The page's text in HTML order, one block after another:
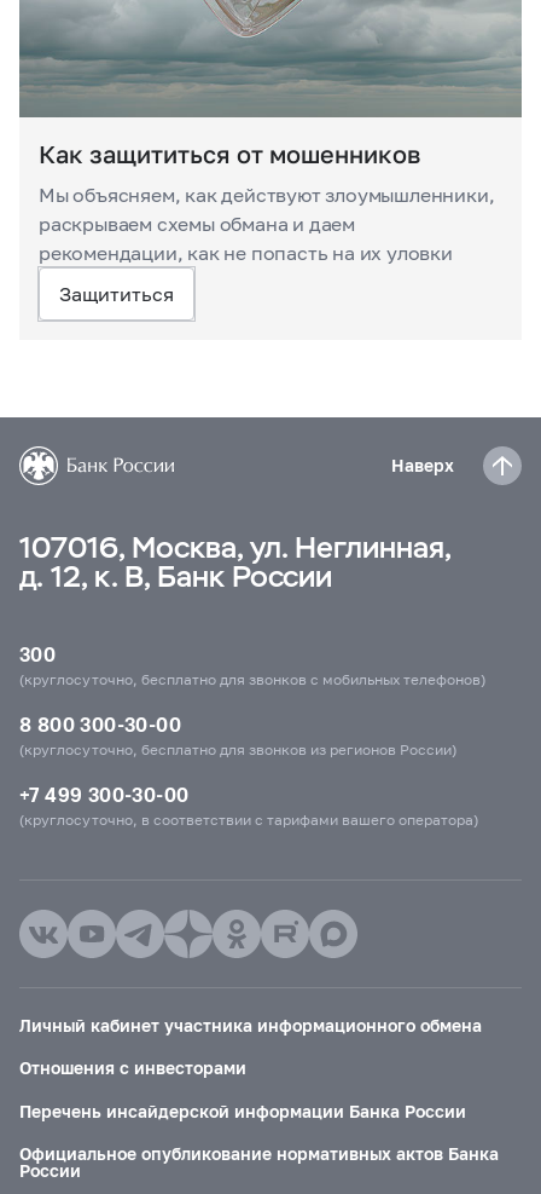
Как защититься от мошенников
Мы объясняем, как действуют злоумышленники,
раскрываем схемы обмана и даем
рекомендации, как не попасть на их уловки
Защититься
Наверх
107016, Москва, ул. Неглинная,
д. 12, к. В, Банк России
300
(круглосуточно, бесплатно для звонков с мобильных телефонов)
8 800 300-30-00
(круглосуточно, бесплатно для звонков из регионов России)
+7 499 300-30-00
(круглосуточно, в соответствии с тарифами вашего оператора)
Личный кабинет участника информационного обмена
Отношения с инвесторами
Перечень инсайдерской информации Банка России
Официальное опубликование нормативных актов Банка
России